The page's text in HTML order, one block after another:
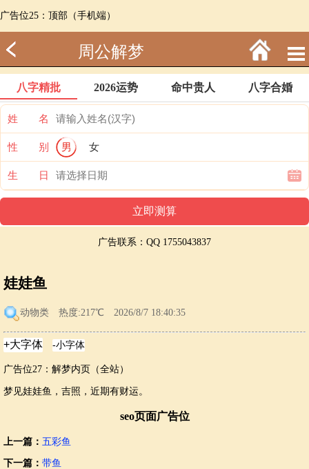
广告位25：顶部（手机端）
周公解梦
八字精批 2026运势 命中贵人 八字合婚
姓 名
性 别 男 女
生 日
广告联系：QQ 1755043837
娃娃鱼
动物类 热度:217℃ 2026/8/7 18:40:35
广告位27：解梦内页（全站）
梦见娃娃鱼，吉照，近期有财运。
seo页面广告位
上一篇： 五彩鱼
下一篇： 带鱼